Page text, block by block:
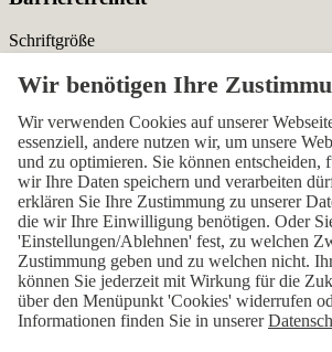
Schriftgröße
Normal Zurücksetzen
Kontrast
Normal Hoch Normal
Menü sichtbar
Ja Nein Ja
Über den ersten Skip-Link der Seite
Einstellungen“ können Sie das Menü
Einstellungen
Wir verwenden Cookies auf unserer
essenziell, andere nutzen wir, um unsere
und zu optimieren. Sie können entscheiden,
wir Ihre Daten speichern und verarbeiten
erklären Sie Ihre Zustimmung zu unserer
die wir Ihre Einwilligung benötigen. Oder
'Einstellungen/Ablehnen' fest, zu welchen
Zustimmung geben und zu welchen nicht.
können Sie jederzeit mit Wirkung für die
über den Menüpunkt 'Cookies' widerrufen
Informationen finden Sie in unserer